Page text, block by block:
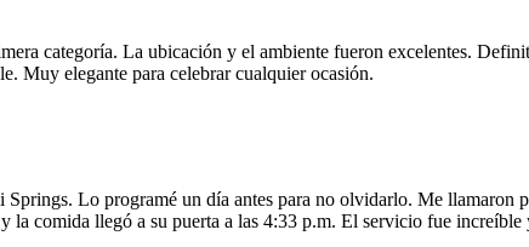
categoría. La ubicación y el ambiente fueron excelentes.
Muy elegante para celebrar cualquier ocasión.
Lo programé un día antes para no olvidarlo. Me llamaron
la comida llegó a su puerta a las 4:33 p.m. El servicio fue